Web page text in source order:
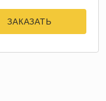
ЗАКАЗАТЬ